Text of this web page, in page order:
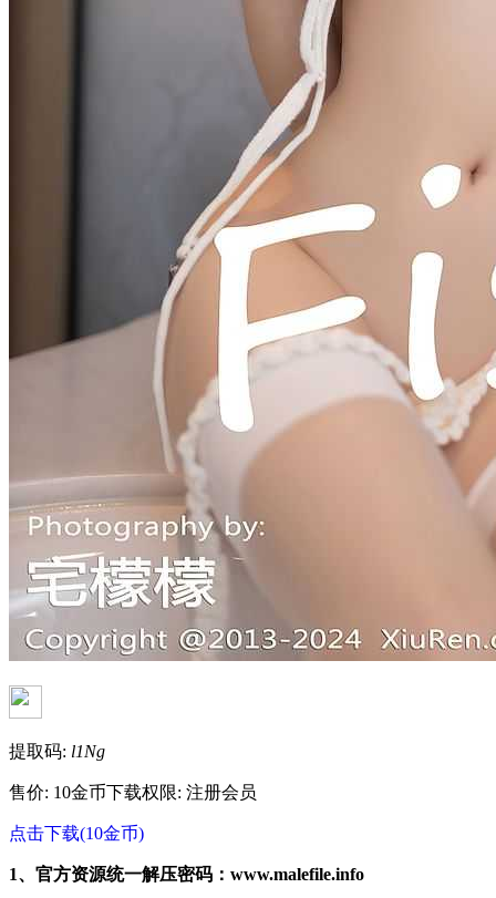
提取码: l1Ng
售价: 10金币下载权限: 注册会员
点击下载(10金币)
1、官方资源统一解压密码：www.malefile.info